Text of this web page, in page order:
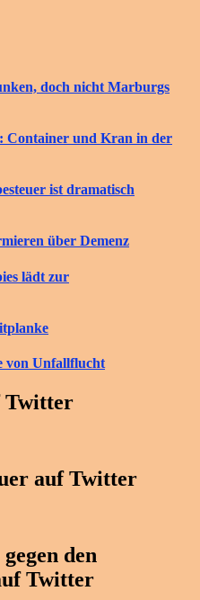
doch nicht Marburgs
Container und Kran in der
ist dramatisch
über Demenz
lädt zur
von Unfallflucht
Twitter
auf Twitter
den
Twitter